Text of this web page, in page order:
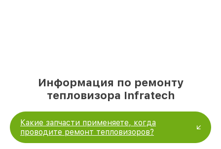
Информация по ремонту
тепловизора Infratech
Какие запчасти применяете, когда
проводите ремонт тепловизоров?